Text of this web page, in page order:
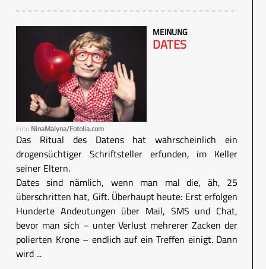
Foto NinaMalyna/Fotolia.com
MEINUNG
DATES
Das Ritual des Datens hat wahrscheinlich ein
drogensüchtiger Schriftsteller erfunden, im Keller
seiner Eltern.
Dates sind nämlich, wenn man mal die, äh, 25
überschritten hat, Gift. Überhaupt heute: Erst erfolgen
Hunderte Andeutungen über Mail, SMS und Chat,
bevor man sich – unter Verlust mehrerer Zacken der
polierten Krone – endlich auf ein Treffen einigt. Dann
wird ...